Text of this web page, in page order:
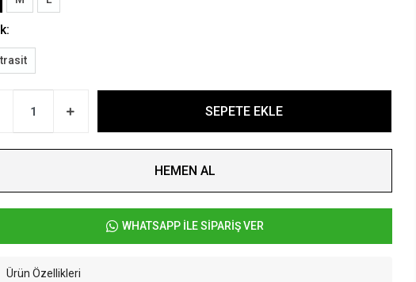
SEPETE EKLE
HEMEN AL
WHATSAPP İLE SİPARİŞ VER
Ürün Özellikleri